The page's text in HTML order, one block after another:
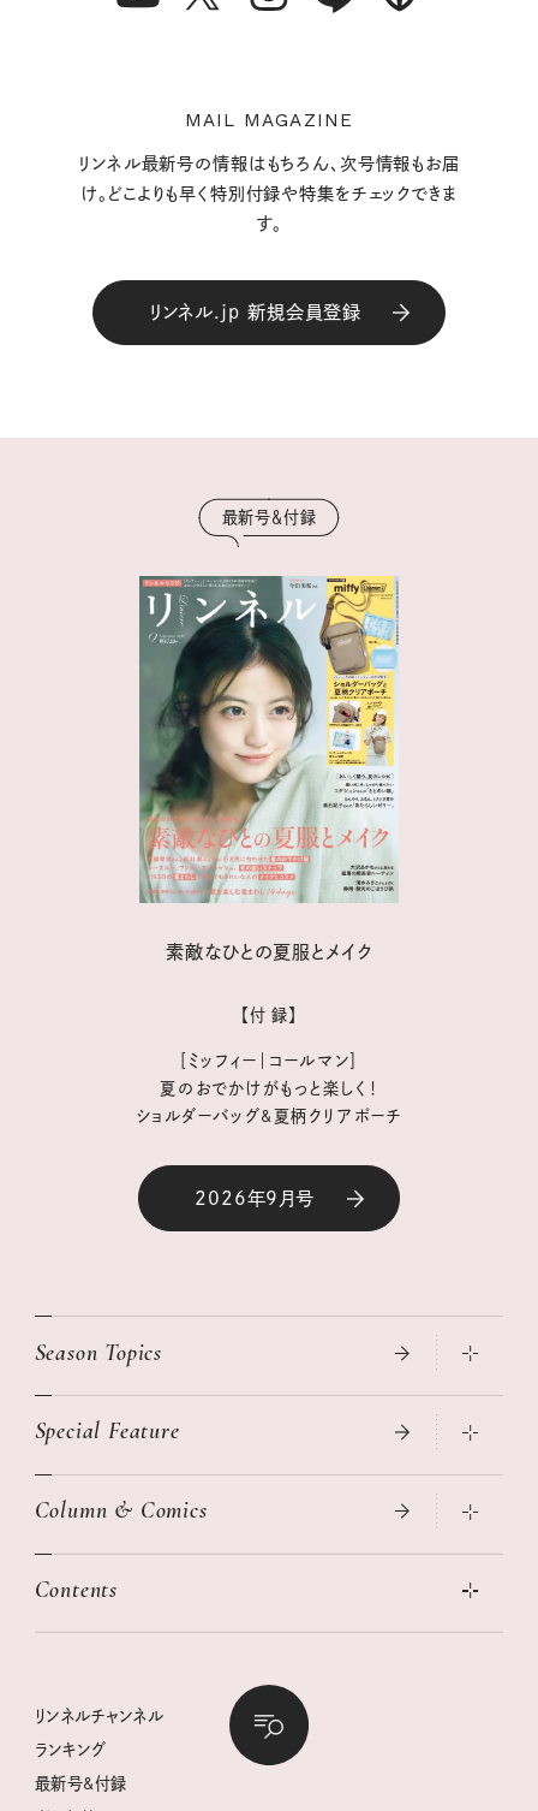
MAIL MAGAZINE
リンネル最新号の情報はもちろん、次号情報もお届
け。どこよりも早く特別付録や特集をチェックできま
す。
リンネル.jp 新規会員登録
最新号＆付録
素敵なひとの夏服とメイク
【付 録】
［ミッフィー｜コールマン］
夏のおでかけがもっと楽しく！
ショルダーバッグ&夏柄クリアポーチ
2026年9月号
Season Topics
真夏のひんやりグッズ 2026
ニトリ・イケア・無印良品で賢くおしゃれなインテリア
絶品、お餅レシピ大集合！
クラフトビール案内
母の日に贈りたい、お花モチーフのアイテム
Special Feature
2026年春夏 トレンドファッションニュース
女子旅おすすめスポット 暮らすように心地いいリンネル旅ガイ
私の住むまち、好きな場所。LOCAL LIFE REPORT
リンネル 暮らしの道具大賞
ナチュラルメイクレッスン
喜ばれる贈り物手帖
Column & Comics
ぐれいさん
空想喫茶トラノコクさんのあの店この店、喫茶訪問日記
Contents
リンネル暮らし部
リンネルチャンネル
おぱんつ君のわくわく楽しい一週間占い
リンネルチャンネル
ランキング
最新号&付録